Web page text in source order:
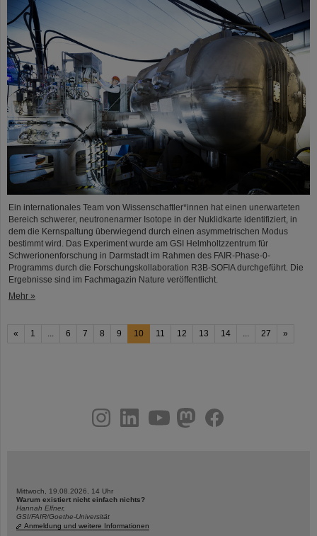
Ein internationales Team von Wissenschaftler*innen hat einen unerwarteten
Bereich schwerer, neutronenarmer Isotope in der Nuklidkarte identifiziert, in
dem die Kernspaltung überwiegend durch einen asymmetrischen Modus
bestimmt wird. Das Experiment wurde am GSI Helmholtzzentrum für
Schwerionenforschung in Darmstadt im Rahmen des FAIR-Phase-0-
Programms durch die Forschungskollaboration R3B-SOFIA durchgeführt. Die
Ergebnisse sind im Fachmagazin Nature veröffentlicht.
Mehr »
« 1 ... 6 7 8 9 10 11 12 13 14 ... 27 »
youtubehelmholtz.socialfacebook
Mittwoch, 19.08.2026, 14 Uhr
Warum existiert nicht einfach nichts?
Hannah Elfner,
GSI/FAIR/Goethe-Universität
Anmeldung und weitere Informationen